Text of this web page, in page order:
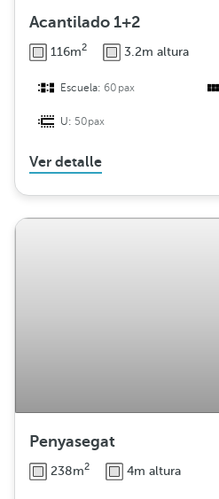
Acantilado 1+2
116m2 3.2m altura
Escuela:60pax
U: 50pax
Ver detalle
Penyasegat
238m2 4m altura